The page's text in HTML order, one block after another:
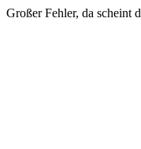
Großer Fehler, da scheint